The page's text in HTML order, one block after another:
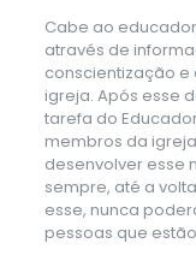
Cabe ao
através de
conscientização e
igreja. Após esse
tarefa do
membros da
desenvolver esse
sempre, até a
esse, nunca
pessoas que